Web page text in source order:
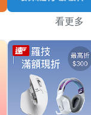
看更多